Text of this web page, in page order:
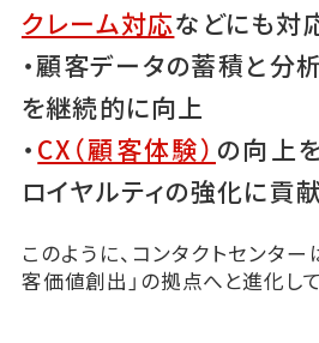
クレーム対応などにも対
・顧客データの蓄積と分
を継続的に向上
・ CX（顧客体験） の向上
ロイヤルティの強化に貢献
このように、コンタクトセンター
客価値創出」の拠点へと進化して